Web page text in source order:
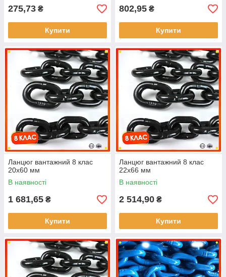
275,73 ₴
Купити
802,95 ₴
Купити
Ланцюг вантажний 8 клас
20x60 мм
В наявності
1 681,65 ₴
Купити
Ланцюг вантажний 8 клас
22x66 мм
В наявності
2 514,90 ₴
Купити